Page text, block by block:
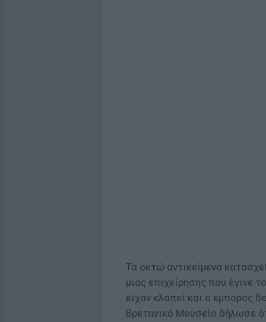
Τα οκτώ αντικείμενα
μιας επιχείρησης που έγινε
είχαν κλαπεί και ο έμπορος
Βρετανικό Μουσείο δήλωσε